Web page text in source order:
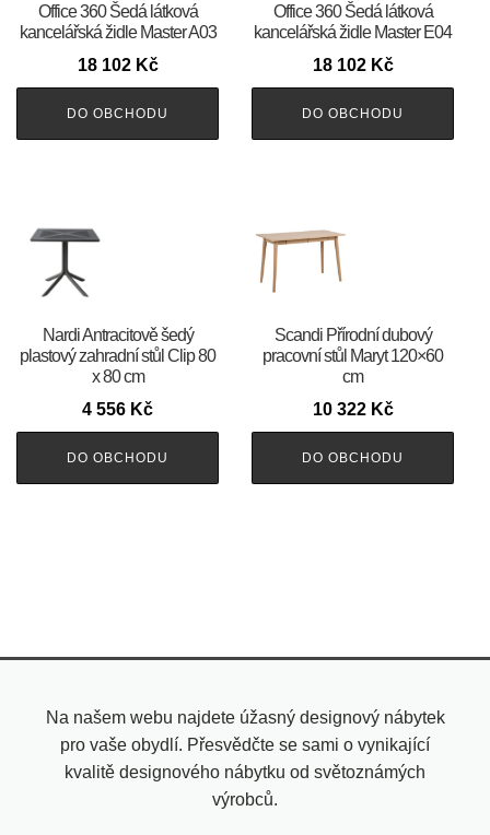
Office 360 Šedá látková
kancelářská židle Master A03
18 102 Kč
DO OBCHODU
Office 360 Šedá látková
kancelářská židle Master E04
18 102 Kč
DO OBCHODU
Nardi Antracitově šedý
plastový zahradní stůl Clip 80
x 80 cm
4 556 Kč
DO OBCHODU
Scandi Přírodní dubový
pracovní stůl Maryt 120×60
cm
10 322 Kč
DO OBCHODU
Na našem webu najdete úžasný designový nábytek
pro vaše obydlí. Přesvědčte se sami o vynikající
kvalitě designového nábytku od světoznámých
výrobců.